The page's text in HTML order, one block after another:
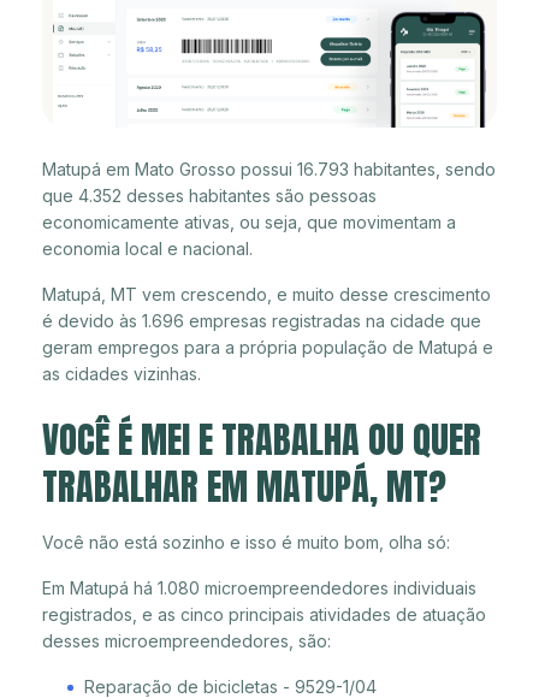
Matupá em Mato Grosso possui 16.793 habitantes, sendo
que 4.352 desses habitantes são pessoas
economicamente ativas, ou seja, que movimentam a
economia local e nacional.
Matupá, MT vem crescendo, e muito desse crescimento
é devido às 1.696 empresas registradas na cidade que
geram empregos para a própria população de Matupá e
as cidades vizinhas.
VOCÊ É MEI E TRABALHA OU QUER
TRABALHAR EM MATUPÁ, MT?
Você não está sozinho e isso é muito bom, olha só:
Em Matupá há 1.080 microempreendedores individuais
registrados, e as cinco principais atividades de atuação
desses microempreendedores, são:
Reparação de bicicletas - 9529-1/04